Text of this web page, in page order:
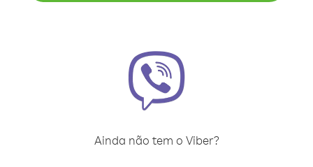
Ainda não tem o Viber?